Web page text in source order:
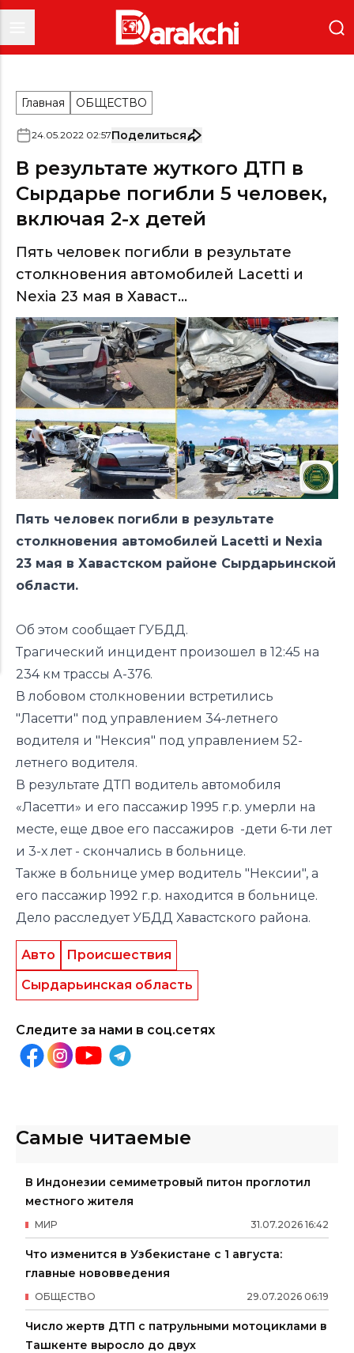
Главная ОБЩЕСТВО
24.05.2022 02:57Поделиться
В результате жуткого ДТП в
Сырдарье погибли 5 человек,
включая 2-х детей
Пять человек погибли в результате
столкновения автомобилей Lacetti и
Nexia 23 мая в Хаваст...
Пять человек погибли в результате
столкновения автомобилей Lacetti и Nexia
23 мая в Хавастском районе Сырдарьинской
области.
Об этом сообщает ГУБДД.
Трагический инцидент произошел в 12:45 на
234 км трассы А-376.
В лобовом столкновении встретились
"Ласетти" под управлением 34-летнего
водителя и "Нексия" под управлением 52-
летнего водителя.
В результате ДТП водитель автомобиля
«Ласетти» и его пассажир 1995 г.р. умерли на
месте, еще двое его пассажиров -дети 6-ти лет
и 3-х лет - скончались в больнице.
Также в больнице умер водитель "Нексии", а
его пассажир 1992 г.р. находится в больнице.
Дело расследует УБДД Хавастского района.
Авто
Происшествия
Сырдарьинская область
Следите за нами в соц.сетях
Самые читаемые
В Индонезии семиметровый питон проглотил
местного жителя
31.07.2026 16:42
МИР
Что изменится в Узбекистане с 1 августа:
главные нововведения
29.07.2026 06:19
ОБЩЕСТВО
Число жертв ДТП с патрульными мотоциклами в
Ташкенте выросло до двух